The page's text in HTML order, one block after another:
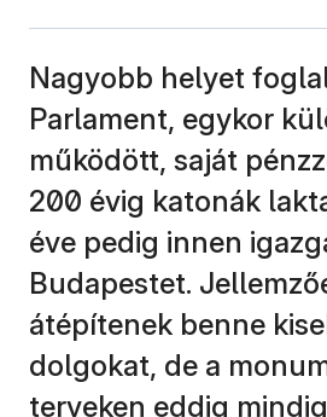
Nagyobb helyet
Parlament, egykor
működött, saját
200 évig katonák
éve pedig innen
Budapestet.
átépítenek benne
dolgokat, de a
terveken eddig